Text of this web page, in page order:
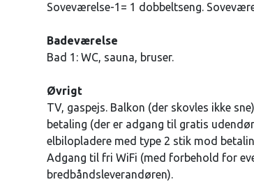
Soveværelse-1= 1 dobbeltseng.
Badeværelse
Bad 1: WC, sauna, bruser.
Øvrigt
TV, gaspejs. Balkon (der skovles ikke
betaling (der er adgang til gratis
elbilopladere med type 2 stik mod
Adgang til fri WiFi (med forbehold for
bredbåndsleverandøren).